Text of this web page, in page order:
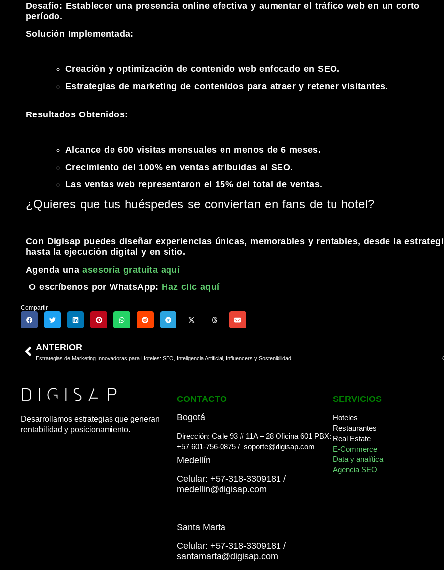
Desafío: Establecer una presencia online efectiva y aumentar el tráfico web en un corto
período.
Solución Implementada:
Creación y optimización de contenido web enfocado en SEO.
Estrategias de marketing de contenidos para atraer y retener visitantes.
Resultados Obtenidos:
Alcance de 600 visitas mensuales en menos de 6 meses.
Crecimiento del 100% en ventas atribuidas al SEO.
Las ventas web representaron el 15% del total de ventas.
¿Quieres que tus huéspedes se conviertan en fans de tu hotel?
Con Digisap puedes diseñar experiencias únicas, memorables y rentables, desde la
hasta la ejecución digital y en sitio.
Agenda unaasesoría gratuita aquí
O escríbenos por WhatsApp: Haz clic aquí
Compartir
ANTERIOR
Estrategias de Marketing Innovadoras para Hoteles: SEO, Inteligencia Artificial, Influencers y Sostenibilidad
Desarrollamos estrategias que generan
rentabilidad y posicionamiento.
CONTACTO
Bogotá
Dirección: Calle 93 # 11A – 28 Oficina 601 PBX:
+57 601-756-0875 / soporte@digisap.com
Medellín
Celular: +57-318-3309181 /
medellin@digisap.com
Santa Marta
Celular: +57-318-3309181 /
santamarta@digisap.com
SERVICIOS
Hoteles
Restaurantes
Real Estate
E-Commerce
Data y analítica
Agencia SEO